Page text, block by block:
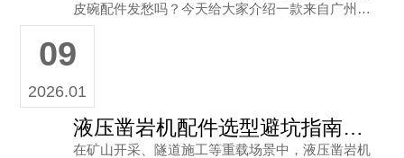
皮碗配件发愁吗？今天给大家介绍一款来自广州市
奥拓斯工程机械有限公司的Autox皮碗——型号311
5 1926-02，
09
2026.01
液压凿岩机配件选型避坑指南：韩国Autox膜片与靠谱渠道推荐
在矿山开采、隧道施工等重载场景中，液压凿岩机